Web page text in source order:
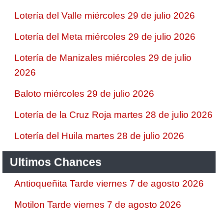
Lotería del Valle miércoles 29 de julio 2026
Lotería del Meta miércoles 29 de julio 2026
Lotería de Manizales miércoles 29 de julio
2026
Baloto miércoles 29 de julio 2026
Lotería de la Cruz Roja martes 28 de julio 2026
Lotería del Huila martes 28 de julio 2026
Ultimos Chances
Antioqueñita Tarde viernes 7 de agosto 2026
Motilon Tarde viernes 7 de agosto 2026